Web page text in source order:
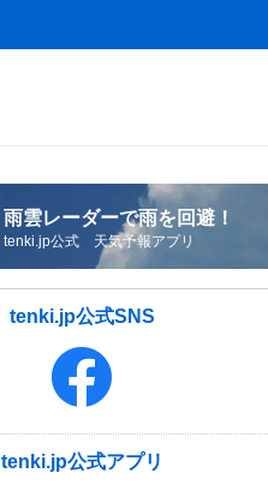
雨雲レーダーで雨を回避！
tenki.jp公式 天気予報アプリ
tenki.jp公式SNS
tenki.jp公式アプリ